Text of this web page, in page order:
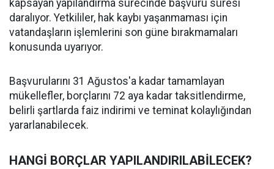
kapsayan yapılandırma sürecinde başvuru süresi
daralıyor. Yetkililer, hak kaybı yaşanmaması için
vatandaşların işlemlerini son güne bırakmamaları
konusunda uyarıyor.
Başvurularını 31 Ağustos'a kadar tamamlayan
mükellefler, borçlarını 72 aya kadar taksitlendirme,
belirli şartlarda faiz indirimi ve teminat kolaylığından
yararlanabilecek.
HANGİ BORÇLAR YAPILANDIRILABİLECEK?